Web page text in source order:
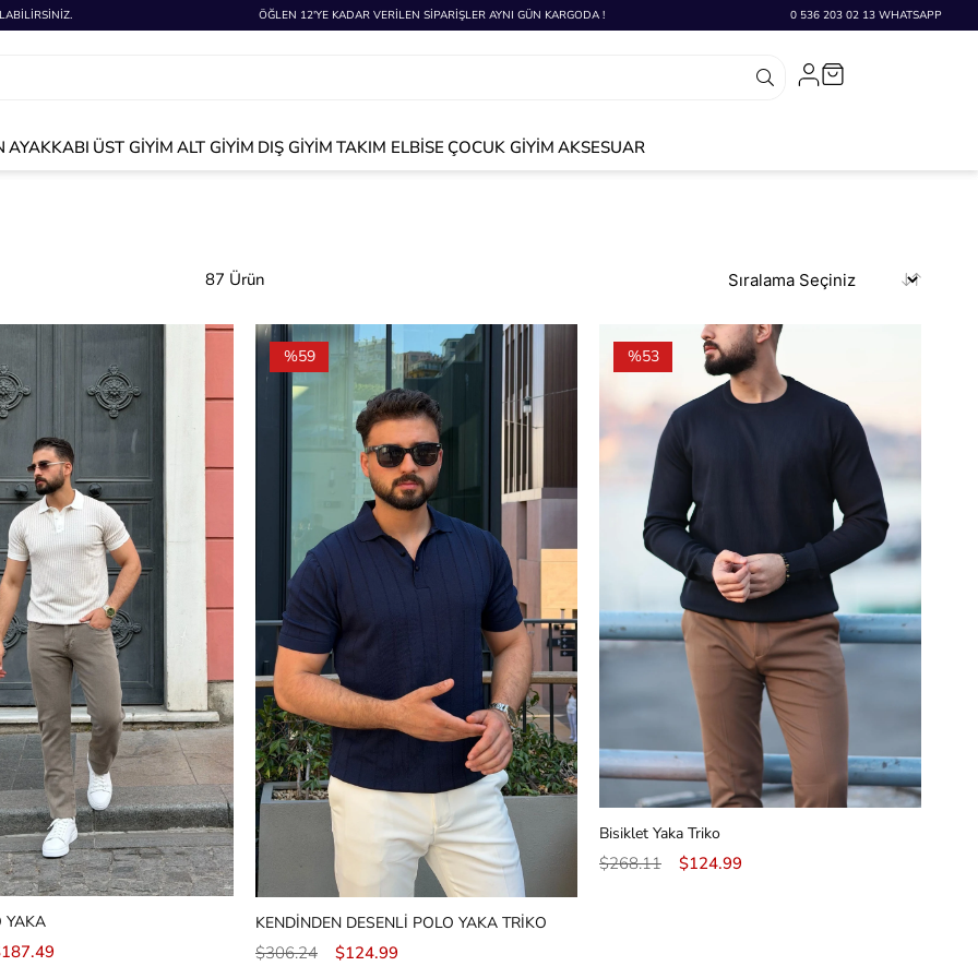
ÖĞLEN 12'YE KADAR VERİLEN SİPARİŞLER AYNI GÜN KARGODA ! 0 536 203 02 13 WHATSAPP
AYAKKABI ÜST GİYİM ALT GİYİM DIŞ GİYİM TAKIM ELBİSE ÇOCUK GİYİM AKSESUAR
87 Ürün
YAKA KENDİNDEN DESENLİ POLO YAKA TRİKO
$124.99
$306.24
%59
Bisiklet Yaka Triko
$124.99
$268.11
%53